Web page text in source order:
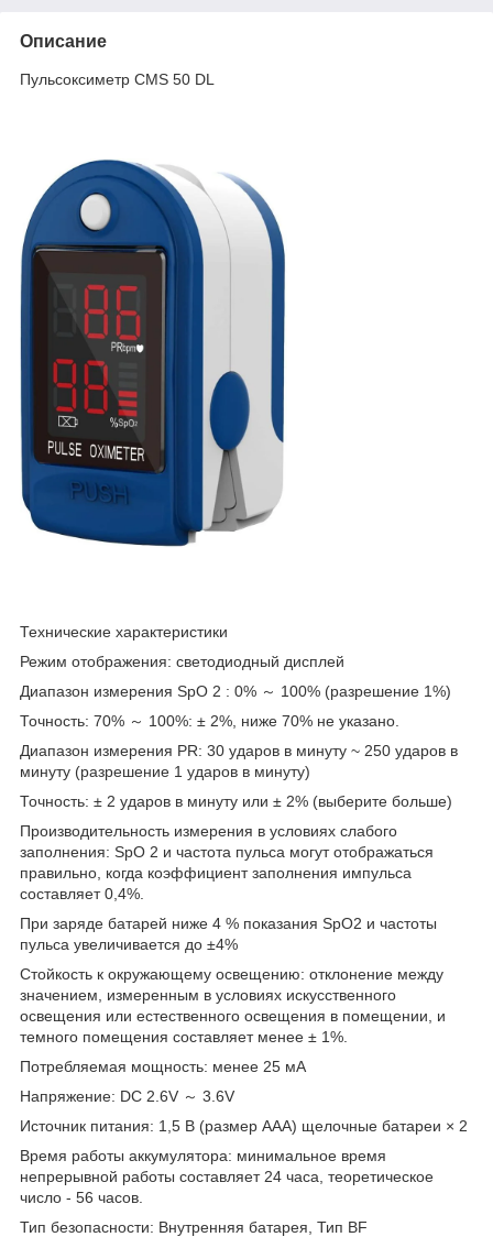
Описание
Пульсоксиметр CMS 50 DL
Технические характеристики
Режим отображения: светодиодный дисплей
Диапазон измерения SpO 2 : 0% ～ 100% (разрешение 1%)
Точность: 70% ～ 100%: ± 2%, ниже 70% не указано.
Диапазон измерения PR: 30 ударов в минуту ~ 250 ударов в
минуту (разрешение 1 ударов в минуту)
Точность: ± 2 ударов в минуту или ± 2% (выберите больше)
Производительность измерения в условиях слабого
заполнения: SpO 2 и частота пульса могут отображаться
правильно, когда коэффициент заполнения импульса
составляет 0,4%.
При заряде батарей ниже 4 % показания SpO2 и частоты
пульса увеличивается до ±4%
Стойкость к окружающему освещению: отклонение между
значением, измеренным в условиях искусственного
освещения или естественного освещения в помещении, и
темного помещения составляет менее ± 1%.
Потребляемая мощность: менее 25 мА
Напряжение: DC 2.6V ～ 3.6V
Источник питания: 1,5 В (размер AAA) щелочные батареи × 2
Время работы аккумулятора: минимальное время
непрерывной работы составляет 24 часа, теоретическое
число - 56 часов.
Тип безопасности: Внутренняя батарея, Тип BF